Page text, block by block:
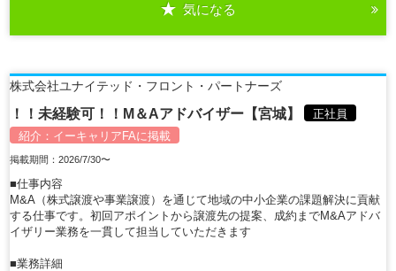
気になる
株式会社ユナイテッド・フロント・パートナーズ
！！未経験可！！M＆Aアドバイザー【宮城】
正社員
紹介： イーキャリアFAに掲載
掲載期間：2026/7/30〜
■仕事内容
M&A（株式譲渡や事業譲渡）を通じて地域の中小企業の課題解決に貢献
する仕事です。初回アポイントから譲渡先の提案、成約までM&Aアドバ
イザリー業務を一貫して担当していただきます
■業務詳細